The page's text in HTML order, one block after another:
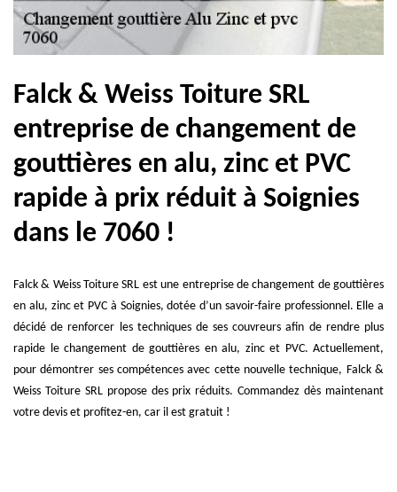
Falck & Weiss Toiture SRL
entreprise de changement de
gouttières en alu, zinc et PVC
rapide à prix réduit à Soignies
dans le 7060 !
Falck & Weiss Toiture SRL est une entreprise de changement de gouttières
en alu, zinc et PVC à Soignies, dotée d’un savoir-faire professionnel. Elle a
décidé de renforcer les techniques de ses couvreurs afin de rendre plus
rapide le changement de gouttières en alu, zinc et PVC. Actuellement,
pour démontrer ses compétences avec cette nouvelle technique, Falck &
Weiss Toiture SRL propose des prix réduits. Commandez dès maintenant
votre devis et profitez-en, car il est gratuit !